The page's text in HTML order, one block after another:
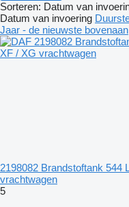
Sorteren: Datum van
Datum van invoering
Jaar - de nieuwste bovenaan
2198082 Brandstoftank 544
vrachtwagen
5